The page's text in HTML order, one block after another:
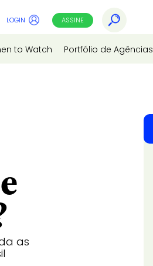
LOGIN ASSINE
to Watch Portfólio de Agências
as